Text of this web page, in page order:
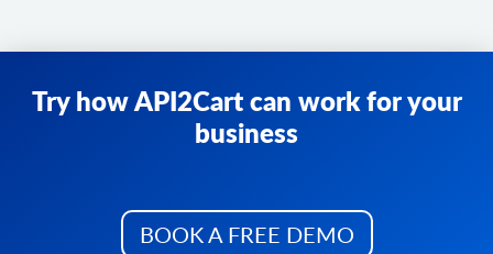
Try how API2Cart can work for your
business
BOOK A FREE DEMO